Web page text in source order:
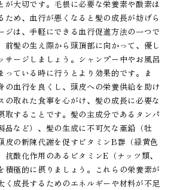
が大切です。毛根に必要な栄養素や酸素は
ため、血行が悪くなると髪の成長が妨げら
ジは、手軽にできる血行促進方法の一つで
前髪の生え際から頭頂部に向かって、優し
サージしましょう。シャンプー中やお風呂
っている時に行うとより効果的です。ま
の血行を良くし、頭皮への栄養供給を助け
の取れた食事を心がけ、髪の成長に必要な
取することです。髪の主成分であるタンパ
品など）、髪の生成に不可欠な亜鉛（牡
皮の新陳代謝を促すビタミンB群（緑黄色
抗酸化作用のあるビタミンE（ナッツ類、
積極的に摂りましょう。これらの栄養素が
く成長するためのエネルギーや材料が不足